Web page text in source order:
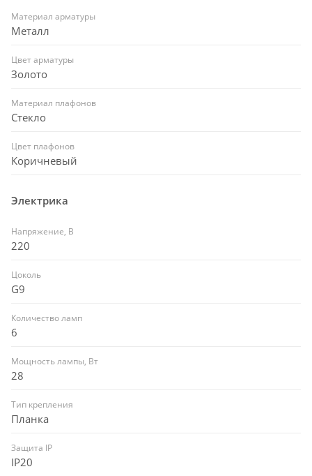
Материал арматуры
Металл
Цвет арматуры
Золото
Материал плафонов
Стекло
Цвет плафонов
Коричневый
Электрика
Напряжение, В
220
Цоколь
G9
Количество ламп
6
Мощность лампы, Вт
28
Тип крепления
Планка
Защита IP
IP20